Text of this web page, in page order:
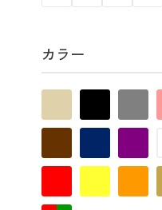
カラー